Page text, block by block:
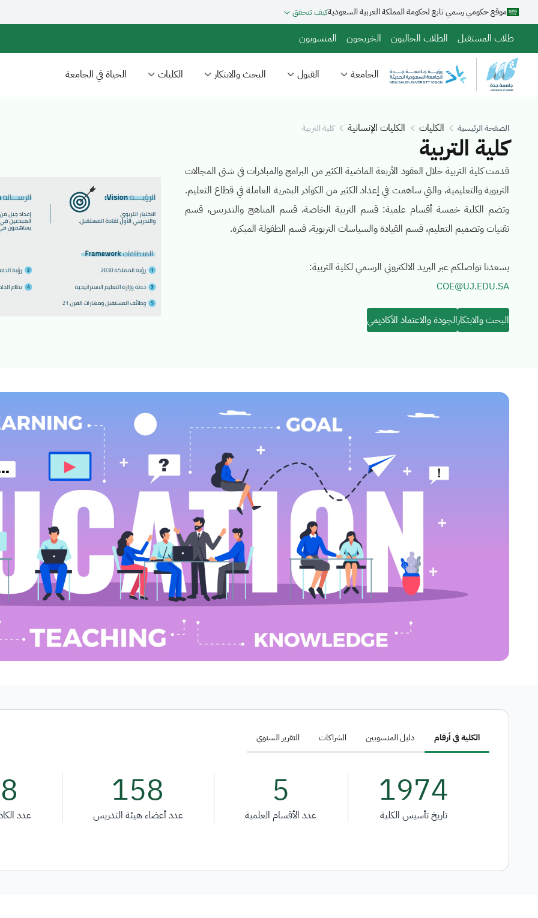
إلى
المحتوى
الرئيسي
موقع حكومي رسمي تابع لحكومة المملكة العربية السعوديةكيف تتحقق
طلاب المستقبل الطلاب الحاليون الخريجون المنسوبون
الجامعة القبول البحث والابتكار الكليات الحياة في الجامعة
الصفحة الرئيسية الكليات الكليات الإنسانية كلية التربية
كلية التربية
قدمت كلية التربية خلال العقود الأربعة الماضية الكثير من البرامج والمبادرات في شتى المجالات
التربوية والتعليمية، والتي ساهمت في إعداد الكثير من الكوادر البشرية العاملة في قطاع التعليم.
وتضم الكلية خمسة أقسام علمية: قسم التربية الخاصة، قسم المناهج والتدريس، قسم
تقنيات وتصميم التعليم، قسم القيادة والسياسات التربوية، قسم الطفولة المبكرة.
يسعدنا تواصلكم عبر البريد الالكتروني الرسمي لكلية التربية:
COE@UJ.EDU.SA
البحث والابتكارالجودة والاعتماد الأكاديمي
الكلية في أرقام دليل المنسوبين الشراكات التقرير السنوي
1974
تاريخ تأسيس الكلية
5
عدد الأقسام العلمية
158
عدد أعضاء هيئة التدريس عدد